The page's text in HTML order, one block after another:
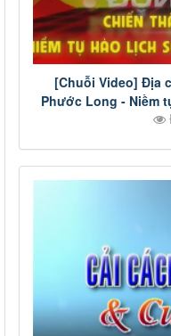
[Chuỗi Video] Địa
Phước Long - Niềm